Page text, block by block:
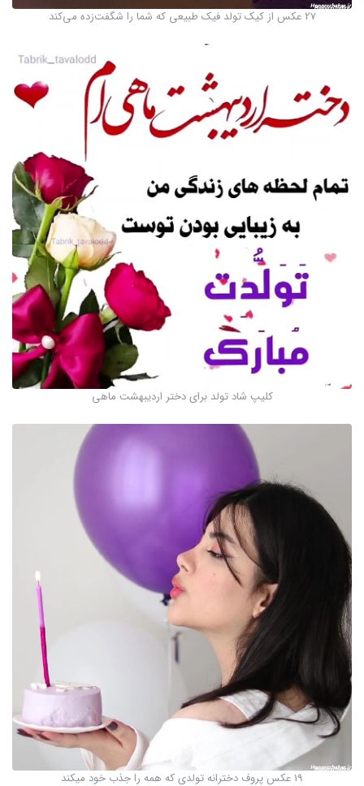
27 عکس از کیک تولد فیک طبیعی که شما را شگفت‌زده می‌کند
کلیپ شاد تولد برای دختر اردیبهشت ماهی
19 عکس پروف دخترانه تولدی که همه را جذب خود میکند